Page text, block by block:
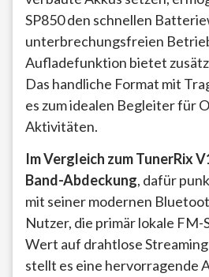
SP850 den schnellen
unterbrechungsfreien
Aufladefunktion bietet
Das handliche Format mit
es zum idealen Begleiter für
Aktivitäten.
Im Vergleich zum TunerRix
Band-Abdeckung, dafür
mit seiner modernen
Nutzer, die primär lokale FM-
Wert auf drahtlose
stellt es eine hervorragende